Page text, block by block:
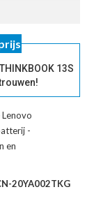
13S
Lenovo
-
en
20YA002TKG